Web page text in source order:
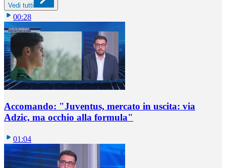
Vedi tutti
00:28
Accomando: "Juventus, mercato in uscita: via
Adzic, ma occhio alla formula"
01:04